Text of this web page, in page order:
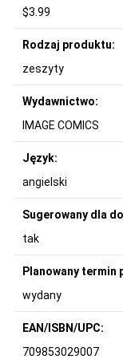
$3.99
Rodzaj produktu:
zeszyty
Wydawnictwo:
IMAGE COMICS
Język:
angielski
Sugerowany dla
tak
Planowany termin
wydany
EAN/ISBN/UPC:
709853029007